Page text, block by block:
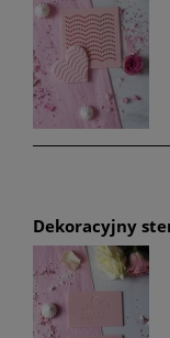
Dekoracyjny